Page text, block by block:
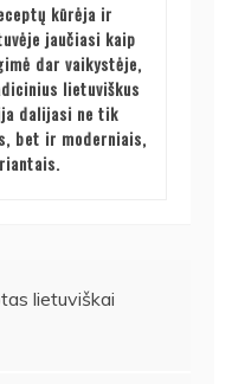
kūrėja ir
jaučiasi kaip
dar vaikystėje,
lietuviškus
dalijasi ne tik
bet ir moderniais,
lietuviškai